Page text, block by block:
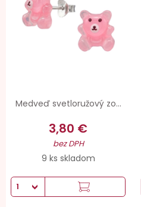
Medveď svetloružový zo...
3,80 €
bez DPH
9 ks skladom